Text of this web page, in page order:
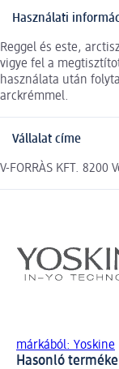
Használati
Reggel és este,
vigye fel a
használata után
arckrémmel.
Vállalat címe
V-FORRÀS KFT.
márkából: Yoskine
Hasonló